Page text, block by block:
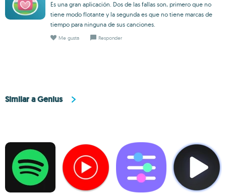
Es una gran aplicación. Dos de las fallas son, primero que no
tiene modo flotante y la segunda es que no tiene marcas de
tiempo para ninguna de sus canciones.
Me gusta Responder
Similar a Genius